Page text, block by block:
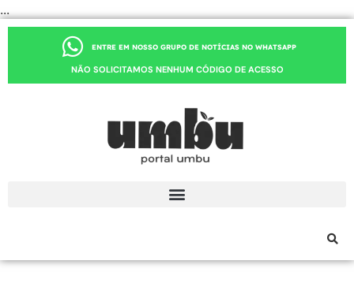
...
ENTRE EM NOSSO GRUPO DE NOTÍCIAS NO WHATSAPP
NÃO SOLICITAMOS NENHUM CÓDIGO DE ACESSO